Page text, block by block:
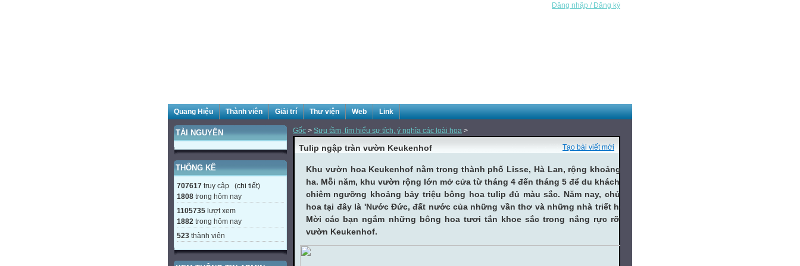
Đăng nhập / Đăng ký
Quang Hiệu Thành viên Giải trí Thư viện Web Link
TÀI NGUYÊN
THỐNG KÊ
707617 truy cập (chi tiết)
1808 trong hôm nay
1105735 lượt xem
1882 trong hôm nay
523 thành viên
Gốc > Sưu tầm, tìm hiểu sự tích, ý nghĩa các loài hoa >
Tạo bài viết mới
Tulip ngập tràn vườn Keukenhof
Khu vườn hoa Keukenhof nằm trong thành phố Lisse, Hà Lan, rộng khoảng 32
ha. Mỗi năm, khu vườn rộng lớn mở cửa từ tháng 4 đến tháng 5 để du khách tới
chiêm ngưỡng khoảng bảy triệu bông hoa tulip đủ màu sắc. Năm nay, chủ đề
hoa tại đây là 'Nước Đức, đất nước của những vần thơ và những nhà triết học'.
Mời các bạn ngắm những bông hoa tươi tắn khoe sắc trong nắng rực rỡ tại
vườn Keukenhof.